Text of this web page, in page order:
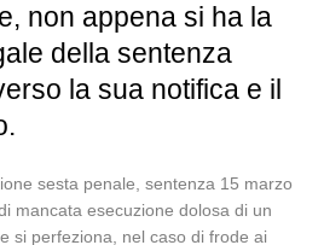
non appena si ha la
della sentenza
la sua notifica e il
sesta penale, sentenza 15 marzo
mancata esecuzione dolosa di un
si perfeziona, nel caso di frode ai